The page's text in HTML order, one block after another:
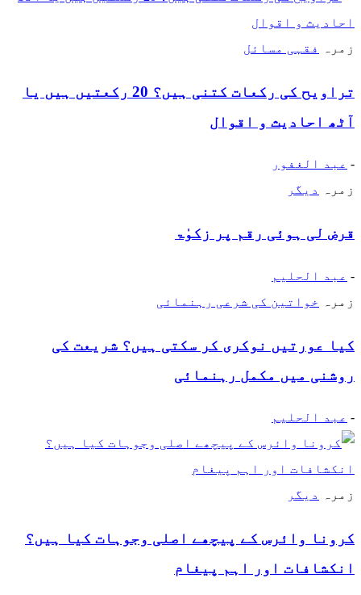
زمرہ فقہی مسائل
تراویح کی رکعات کتنی ہیں؟ 20 رکعتیں ہیں یا
آٹھ احادیث و اقوال
- عبد الغفور
زمرہ
دیگر
قرض لی ہوئی رقم پر زکوٰۃ
- عبد الحلیم
زمرہ
خواتین کی شرعی رہنمائی
کیا عورتیں نوکری کر سکتی ہیں؟ شریعت کی
روشنی میں مکمل رہنمائی
- عبد الحلیم
زمرہ دیگر
کرونا وائرس کے پیچھے اصلی وجوہات کیا ہیں؟
انکشافات اور اہم پیغام